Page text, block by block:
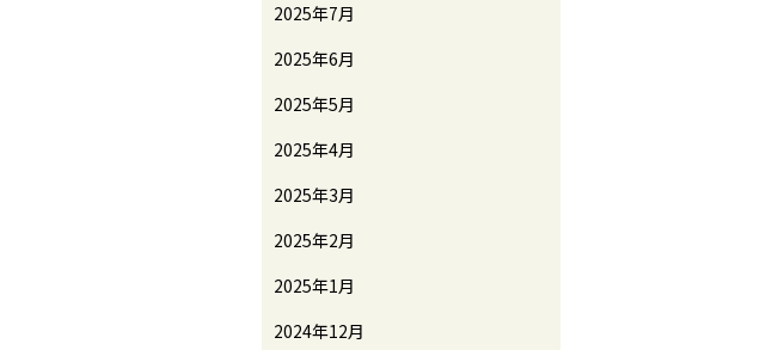
2025年7月
2025年6月
2025年5月
2025年4月
2025年3月
2025年2月
2025年1月
2024年12月